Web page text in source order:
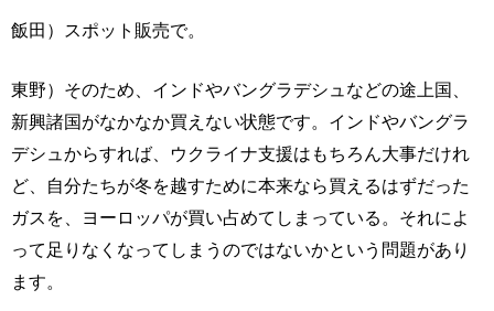
飯田）スポット販売で。
東野）そのため、インドやバングラデシュなどの途上国、
新興諸国がなかなか買えない状態です。インドやバングラ
デシュからすれば、ウクライナ支援はもちろん大事だけれ
ど、自分たちが冬を越すために本来なら買えるはずだった
ガスを、ヨーロッパが買い占めてしまっている。それによ
って足りなくなってしまうのではないかという問題があり
ます。